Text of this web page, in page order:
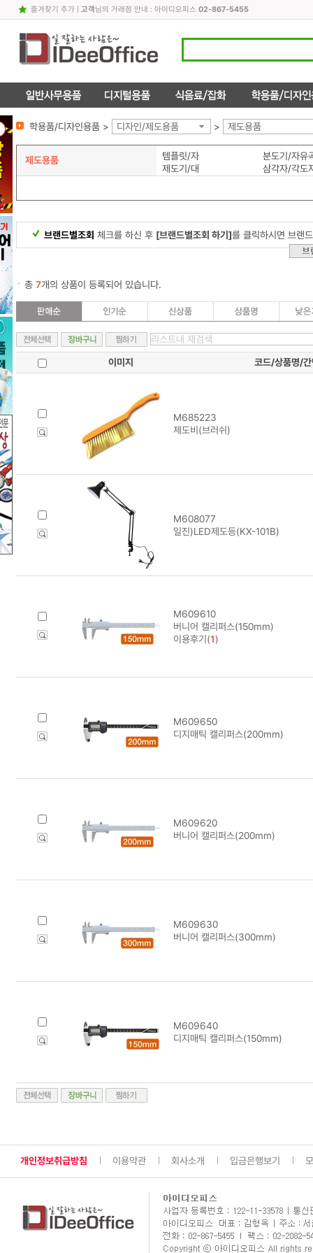
즐겨찾기 추가| 고객님의 거래점 안내 : 아이디오피스 02-867-5455
학용품/디자인용품 > 디자인/제도용품 > 제도용품
제도용품 템플릿/자
분도기/자유
제도기/대
삼각자/각도
브랜드별조회 체크를 하신 후 [브랜드별조회 하기]를 클릭하시면 브랜
총 7개의 상품이 등록되어 있습니다.
이미지 코드/상품명/간
M685223
제도비(브러쉬)
M608077
일진)LED제도등(KX-101B)
M609610
버니어 캘리퍼스(150mm)
이용후기(1)
M609650
디지매틱 캘리퍼스(200mm)
M609620
버니어 캘리퍼스(200mm)
M609630
버니어 캘리퍼스(300mm)
M609640
디지매틱 캘리퍼스(150mm)
개인정보취급방침 이용약관 회사소개 입금은행보기